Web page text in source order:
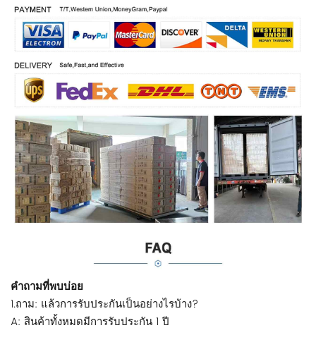
คำถามที่พบบ่อย
1.ถาม: แล้วการรับประกันเป็นอย่างไรบ้าง?
A: สินค้าทั้งหมดมีการรับประกัน 1 ปี